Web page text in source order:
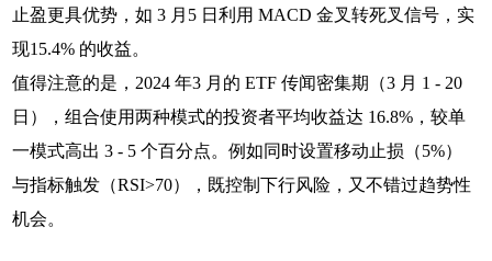
止盈更具优势，如 3 月5 日利用 MACD 金叉转死叉信号，实
现15.4% 的收益。
值得注意的是，2024 年3 月的 ETF 传闻密集期（3 月 1 - 20
日），组合使用两种模式的投资者平均收益达 16.8%，较单
一模式高出 3 - 5 个百分点。例如同时设置移动止损（5%）
与指标触发（RSI>70），既控制下行风险，又不错过趋势性
机会。